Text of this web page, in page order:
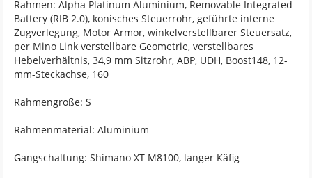
Rahmen: Alpha Platinum Aluminium, Removable Integrated
Battery (RIB 2.0), konisches Steuerrohr, geführte interne
Zugverlegung, Motor Armor, winkelverstellbarer Steuersatz,
per Mino Link verstellbare Geometrie, verstellbares
Hebelverhältnis, 34,9 mm Sitzrohr, ABP, UDH, Boost148, 12-
mm-Steckachse, 160
Rahmengröße: S
Rahmenmaterial: Aluminium
Gangschaltung: Shimano XT M8100, langer Käfig